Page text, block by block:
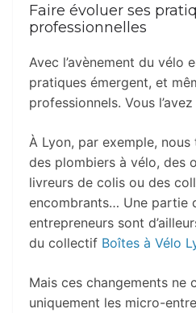
Faire évoluer ses
professionnelles
Avec l’avènement du vélo
pratiques émergent, et
professionnels. Vous
À Lyon, par exemple,
des plombiers à vélo, des
livreurs de colis ou des
encombrants… Une partie
entrepreneurs sont
du collectif Boîtes à Vélo
Mais ces changements ne
uniquement les micro-